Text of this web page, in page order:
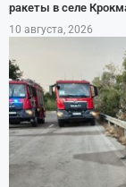
ракеты в селе
10 августа, 2026